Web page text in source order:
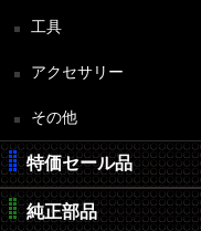
工具
アクセサリー
その他
特価セール品
純正部品